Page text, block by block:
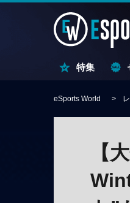
特集
eSports World
【